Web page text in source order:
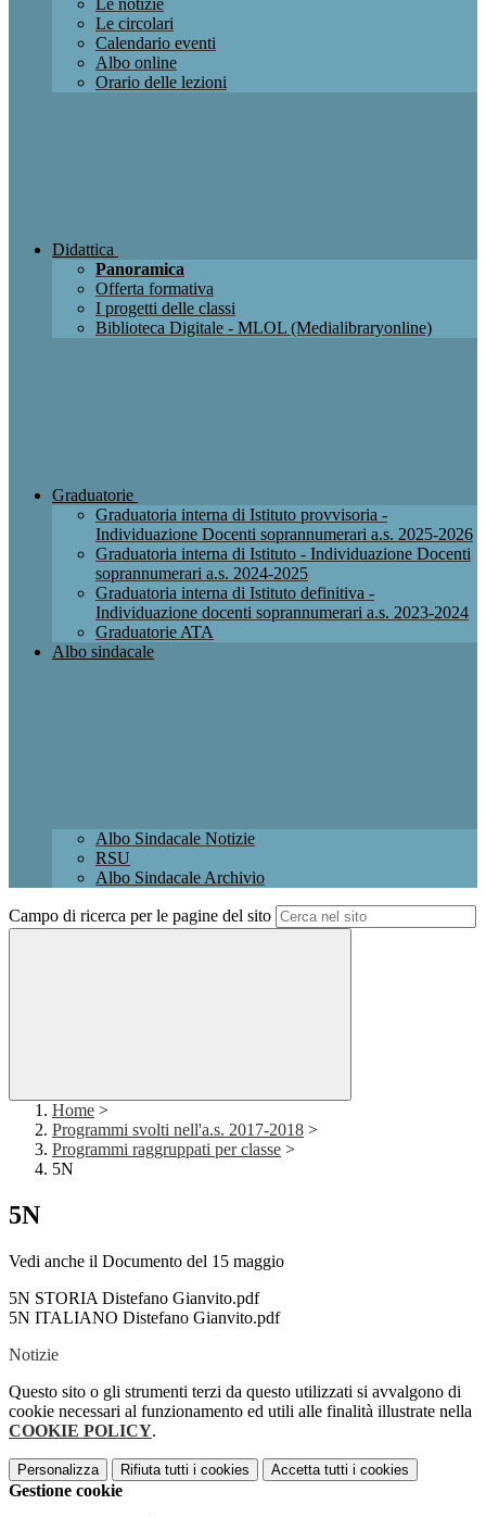
Le notizie
Le circolari
Calendario eventi
Albo online
Orario delle lezioni
Didattica
Panoramica
Offerta formativa
I progetti delle classi
Biblioteca Digitale - MLOL (Medialibraryonline)
Graduatorie
Graduatoria interna di Istituto provvisoria -
Individuazione Docenti soprannumerari a.s. 2025-2026
Graduatoria interna di Istituto - Individuazione Docenti
soprannumerari a.s. 2024-2025
Graduatoria interna di Istituto definitiva -
Individuazione docenti soprannumerari a.s. 2023-2024
Graduatorie ATA
Albo sindacale
Albo Sindacale Notizie
RSU
Albo Sindacale Archivio
Campo di ricerca per le pagine del sito
Home >
Programmi svolti nell'a.s. 2017-2018 >
Programmi raggruppati per classe >
5N
5N
Vedi anche il Documento del 15 maggio
5N STORIA Distefano Gianvito.pdf
5N ITALIANO Distefano Gianvito.pdf
Notizie
Questo sito o gli strumenti terzi da questo utilizzati si avvalgono di
cookie necessari al funzionamento ed utili alle finalità illustrate nella
COOKIE POLICY.
Personalizza Rifiuta tutti i cookies Accetta tutti i cookies
Gestione cookie